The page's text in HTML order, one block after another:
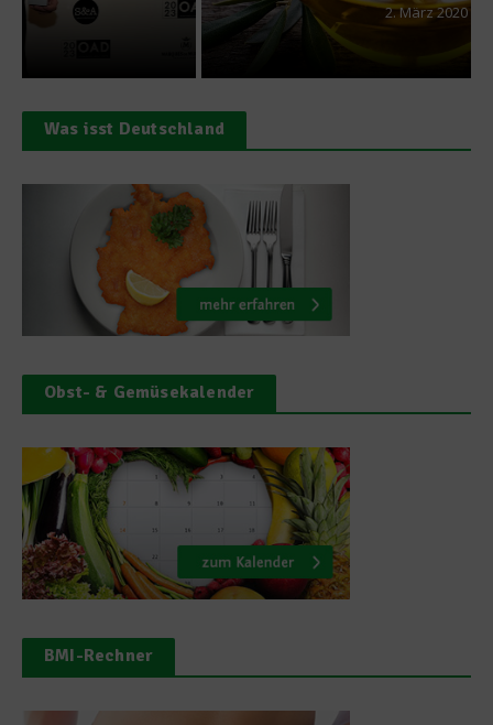
2. März 2020
Was isst Deutschland
Obst- & Gemüsekalender
BMI-Rechner